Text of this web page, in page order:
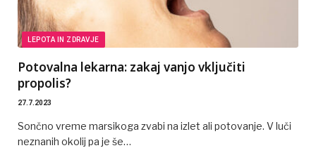
LEPOTA IN ZDRAVJE
Potovalna lekarna: zakaj vanjo vključiti
propolis?
27.7.2023
Sončno vreme marsikoga zvabi na izlet ali potovanje. V luči
neznanih okolij pa je še…